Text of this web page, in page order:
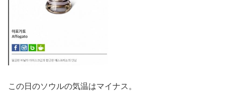
この日のソウルの気温はマイナス。